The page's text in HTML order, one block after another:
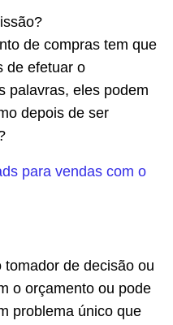
de compras tem que
de efetuar o
palavras, eles podem
depois de ser
para vendas com o
de decisão ou
o orçamento ou pode
problema único que